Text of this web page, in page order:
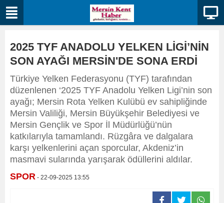
2025 TYF ANADOLU YELKEN LİGİ’NİN
SON AYAĞI MERSİN'DE SONA ERDİ
Türkiye Yelken Federasyonu (TYF) tarafından
düzenlenen ‘2025 TYF Anadolu Yelken Ligi’nin son
ayağı; Mersin Rota Yelken Kulübü ev sahipliğinde
Mersin Valiliği, Mersin Büyükşehir Belediyesi ve
Mersin Gençlik ve Spor İl Müdürlüğü’nün
katkılarıyla tamamlandı. Rüzgâra ve dalgalara
karşı yelkenlerini açan sporcular, Akdeniz’in
masmavi sularında yarışarak ödüllerini aldılar.
SPOR - 22-09-2025 13:55